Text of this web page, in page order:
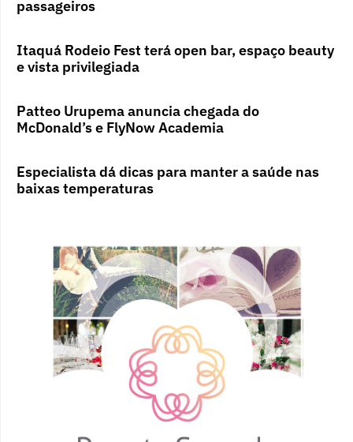
passageiros
Itaquá Rodeio Fest terá open bar, espaço beauty
e vista privilegiada
Patteo Urupema anuncia chegada do
McDonald’s e FlyNow Academia
Especialista dá dicas para manter a saúde nas
baixas temperaturas